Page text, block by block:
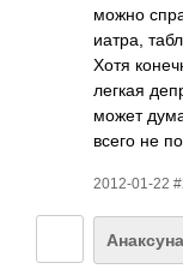
можно
иатра,
Хотя
легкая
может
всего не
2012-01-22